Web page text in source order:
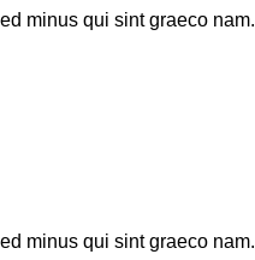
minus qui sint graeco nam.
minus qui sint graeco nam.